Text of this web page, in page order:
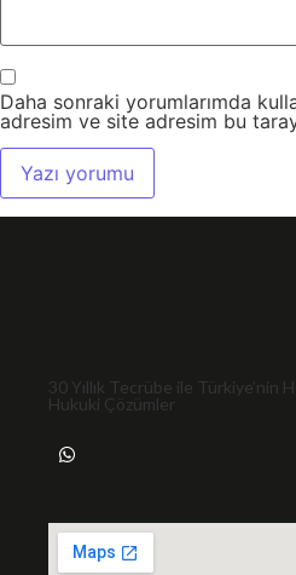
Daha sonraki yorumlarımda
adresim ve site adresim bu
30 Yıllık Tecrübe ile Türkiye’nin
Hukuki Çözümler